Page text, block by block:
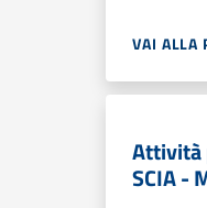
VAI ALLA
Attività
SCIA -